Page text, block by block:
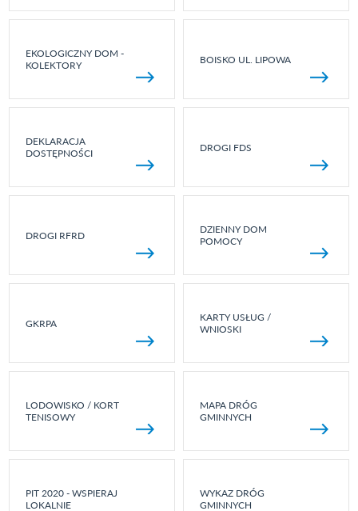
EKOLOGICZNY DOM -
KOLEKTORY
BOISKO UL. LIPOWA
DEKLARACJA
DOSTĘPNOŚCI
DROGI FDS
DROGI RFRD
DZIENNY DOM
POMOCY
GKRPA
KARTY USŁUG /
WNIOSKI
LODOWISKO / KORT
TENISOWY
MAPA DRÓG
GMINNYCH
PIT 2020 - WSPIERAJ
LOKALNIE
WYKAZ DRÓG
GMINNYCH